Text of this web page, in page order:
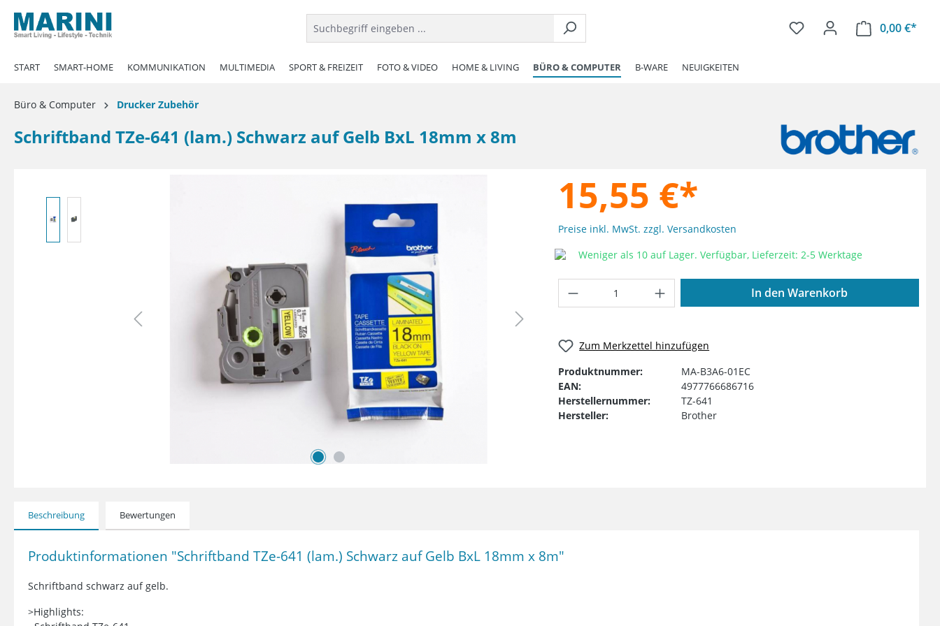
Zur Hauptnavigation springen
0,00 €*
START SMART-HOME KOMMUNIKATION MULTIMEDIA SPORT & FREIZEIT FOTO & VIDEO HOME & LIVING BÜRO & COMPUTER B-WARE NEUIGKEITEN
Büro & Computer Drucker Zubehör
Schriftband TZe-641 (lam.) Schwarz auf Gelb BxL 18mm x 8m
15,55 €*
Preise inkl. MwSt. zzgl. Versandkosten
Weniger als 10 auf Lager. Verfügbar, Lieferzeit: 2-5 Werktage
Produkt Anzahl: Gib den gewünschten Wert
In den Warenkorb
Zum Merkzettel hinzufügen
Produktnummer:
MA-B3A6-01EC
EAN:
4977766686716
Herstellernummer:
TZ-641
Hersteller:
Brother
Beschreibung Bewertungen
Produktinformationen "Schriftband TZe-641 (lam.) Schwarz auf Gelb BxL 18mm x 8m"
Schriftband schwarz auf gelb.
>Highlights: